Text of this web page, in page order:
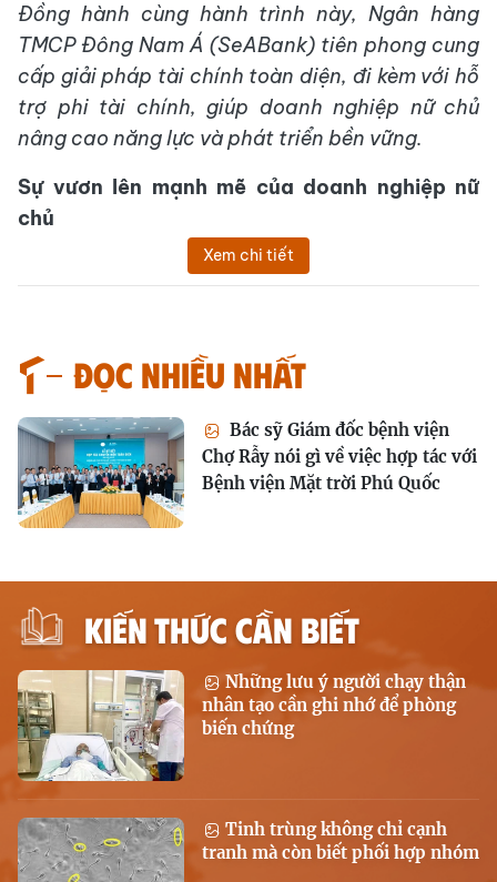
Đồng hành cùng hành trình này, Ngân hàng
TMCP Đông Nam Á (SeABank) tiên phong cung
cấp giải pháp tài chính toàn diện, đi kèm với hỗ
trợ phi tài chính, giúp doanh nghiệp nữ chủ
nâng cao năng lực và phát triển bền vững.
Sự vươn lên mạnh mẽ của doanh nghiệp nữ
chủ
Xem chi tiết
Đọc nhiều nhất
Bác sỹ Giám đốc bệnh viện
Chợ Rẫy nói gì về việc hợp tác với
Bệnh viện Mặt trời Phú Quốc
KIẾN THỨC CẦN BIẾT
Những lưu ý người chạy thận
nhân tạo cần ghi nhớ để phòng
biến chứng
Tinh trùng không chỉ cạnh
tranh mà còn biết phối hợp nhóm